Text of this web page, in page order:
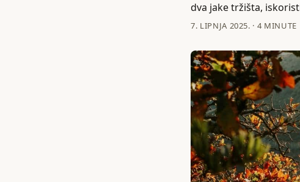
dva jake tržišta,
7. LIPNJA 2025. · 4 MINUTE